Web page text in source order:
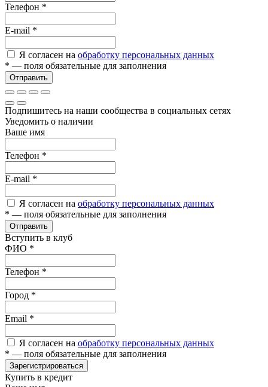
Телефон *
E-mail *
Я согласен на обработку персональных данных
* — поля обязательные для заполнения
Отправить
Подпишитесь на наши сообщества в социальных сетях
Уведомить о наличии
Ваше имя
Телефон *
E-mail *
Я согласен на обработку персональных данных
* — поля обязательные для заполнения
Отправить
Вступить в клуб
ФИО *
Телефон *
Город *
Email *
Я согласен на обработку персональных данных
* — поля обязательные для заполнения
Зарегистрироваться
Купить в кредит